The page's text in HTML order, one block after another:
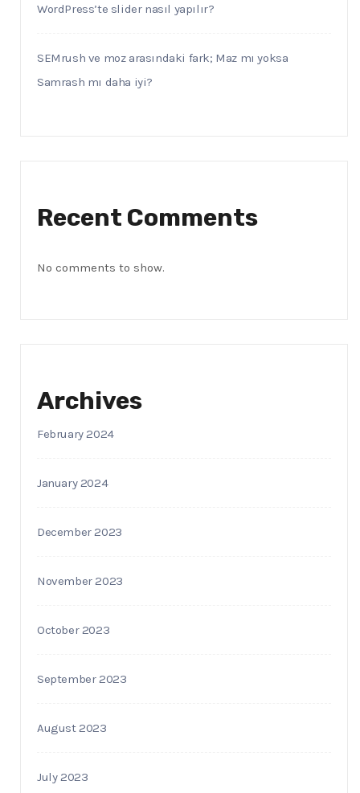
WordPress’te slider nasıl yapılır?
SEMrush ve moz arasındaki fark; Maz mı yoksa
Samrash mı daha iyi?
Recent Comments
No comments to show.
Archives
February 2024
January 2024
December 2023
November 2023
October 2023
September 2023
August 2023
July 2023